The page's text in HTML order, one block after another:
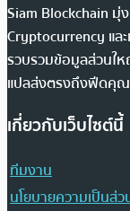
Siam Blockchain มุ่
Cryptocurrency แล
รวบรวมข้อมูลส่วนให
แปลส่งตรงถึงฟีดคุณ
เกี่ยวกับเว็บไซต์นี้
ทีมงาน
นโยบายความเป็นส่